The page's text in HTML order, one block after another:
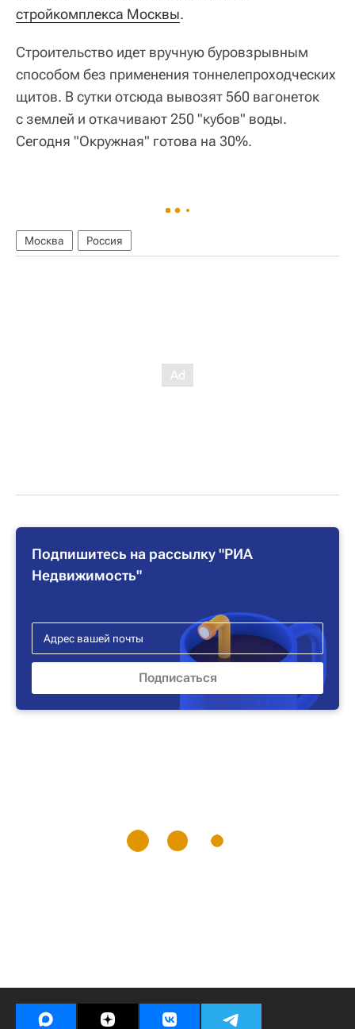
стройкомплекса Москвы.
Строительство идет вручную буровзрывным
способом без применения тоннелепроходческих
щитов. В сутки отсюда вывозят 560 вагонеток
с землей и откачивают 250 "кубов" воды.
Сегодня "Окружная" готова на 30%.
Москва Россия
Подпишитесь на рассылку "РИА
Недвижимость"